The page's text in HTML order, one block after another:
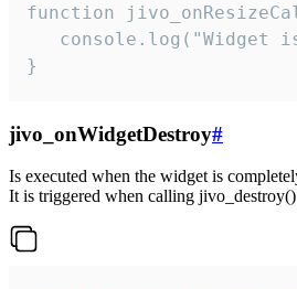
function
console.log("Widget
}
jivo_onWidgetDestroy#
Is executed when the widget is
It is triggered when calling